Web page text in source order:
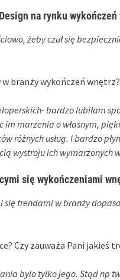
na rynku wykończeń
żeby czuł się
branży wykończeń wnętrz?
bardzo lubiłam
marzenia o własnym,
różnych usług. I bardzo
wystroju ich wymarzonych
się wykończeniami
trendami w branży
Czy zauważa Pani jakieś
bylo tylko jego. Stąd np